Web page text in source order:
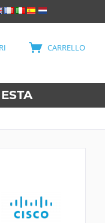
CARRELLO